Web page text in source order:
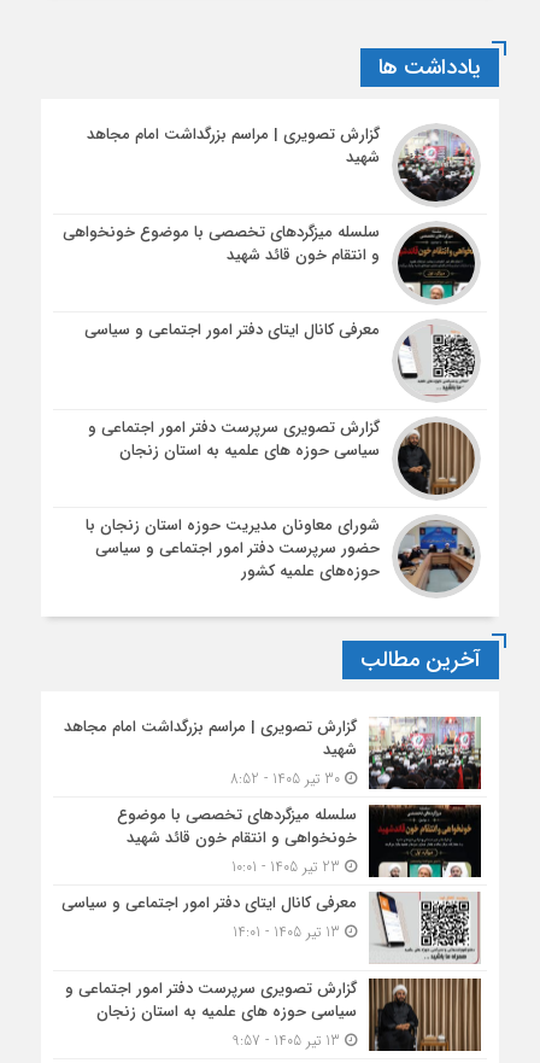
یادداشت ها
گزارش تصویری | مراسم بزرگداشت امام مجاهد
شهید
سلسله میزگردهای تخصصی با موضوع خونخواهی
و انتقام خون قائد شهید
معرفی کانال ایتای دفتر امور اجتماعی و سیاسی
گزارش تصویری سرپرست دفتر امور اجتماعی و
سیاسی حوزه های علمیه به استان زنجان
شورای معاونان مدیریت حوزه استان زنجان با
حضور سرپرست دفتر امور اجتماعی و سیاسی
حوزه‌های علمیه کشور
آخرین مطالب
گزارش تصویری | مراسم بزرگداشت امام مجاهد
شهید
30 تیر 1405 - 8:52
سلسله میزگردهای تخصصی با موضوع
خونخواهی و انتقام خون قائد شهید
معرفی کانال ایتای دفتر امور اجتماعی و سیاسی
گزارش تصویری سرپرست دفتر امور اجتماعی و
سیاسی حوزه های علمیه به استان زنجان